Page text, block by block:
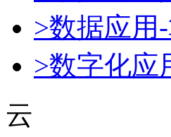
>数据应用
>数字化应
云